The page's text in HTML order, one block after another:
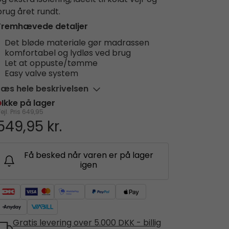
året rundt.
detaljer
Det bløde materiale gør madrassen
komfortabel og lydløs ved brug
Let at oppuste/tømme
Easy valve system
hele beskrivelsen
Ikke på lager
Pris 649,95
kr.
Få besked når varen er på lager
igen
Gratis levering over 5.000 DKK - billig